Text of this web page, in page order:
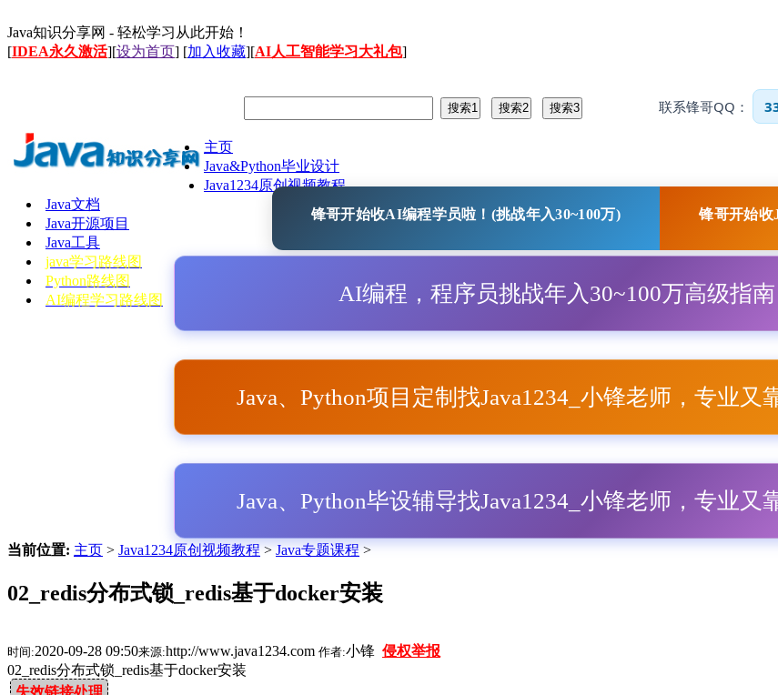
Java知识分享网 - 轻松学习从此开始！
[IDEA永久激活][设为首页] [加入收藏][AI人工智能学习大礼包]
联系锋哥QQ：
主页
Java&Python毕业设计
Java1234原创视频教程
Java文档
Java开源项目
Java工具
java学习路线图
Python路线图
AI编程学习路线图
锋哥开始收AI编程学员啦！(挑战年入30~100万) 锋哥开始收
AI编程，程序员挑战年入30~100万高级指南
Java、Python项目定制找Java1234_小锋老师，专业又
Java、Python毕设辅导找Java1234_小锋老师，专业又
当前位置: 主页 > Java1234原创视频教程 > Java专题课程 >
02_redis分布式锁_redis基于docker安装
时间:2020-09-28 09:50来源:http://www.java1234.com 作者:小锋 侵权举报
02_redis分布式锁_redis基于docker安装
失效链接处理